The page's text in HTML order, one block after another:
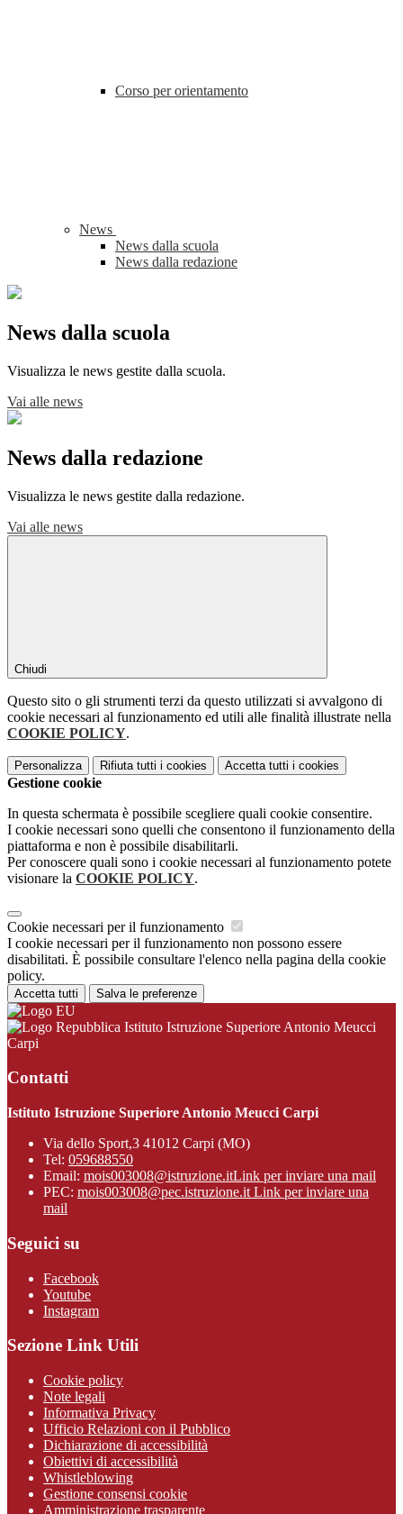
Corso per orientamento
News
News dalla scuola
News dalla redazione
News dalla scuola
Visualizza le news gestite dalla scuola.
Vai alle news
News dalla redazione
Visualizza le news gestite dalla redazione.
Vai alle news
Chiudi
Questo sito o gli strumenti terzi da questo utilizzati si avvalgono di
cookie necessari al funzionamento ed utili alle finalità illustrate nella
COOKIE POLICY.
Personalizza Rifiuta tutti i cookies Accetta tutti i cookies
Gestione cookie
In questa schermata è possibile scegliere quali cookie consentire.
I cookie necessari sono quelli che consentono il funzionamento della
piattaforma e non è possibile disabilitarli.
Per conoscere quali sono i cookie necessari al funzionamento potete
visionare la COOKIE POLICY.
Cookie necessari per il funzionamento
I cookie necessari per il funzionamento non possono essere
disabilitati. È possibile consultare l'elenco nella pagina della cookie
policy.
Accetta tutti Salva le preferenze
Istituto Istruzione Superiore Antonio Meucci
Carpi
Contatti
Istituto Istruzione Superiore Antonio Meucci Carpi
Via dello Sport,3 41012 Carpi (MO)
Tel: 059688550
Email: mois003008@istruzione.itLink per inviare una mail
PEC: mois003008@pec.istruzione.it Link per inviare una
mail
Seguici su
Facebook
Youtube
Instagram
Sezione Link Utili
Cookie policy
Note legali
Informativa Privacy
Ufficio Relazioni con il Pubblico
Dichiarazione di accessibilità
Obiettivi di accessibilità
Whistleblowing
Gestione consensi cookie
Amministrazione trasparente